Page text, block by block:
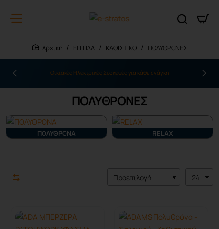
ΕΠΙΠΛΑ ΚΑΘΙΣΤΙΚΟ ΠΟΛΥΘΡΟΝΕΣ
Οικιακές Ηλεκτρικές Συσκευές για κάθε ανάγκη
ΠΟΛΥΘΡΟΝΕΣ
ΠΟΛΥΘΡΟΝΑ RELAX